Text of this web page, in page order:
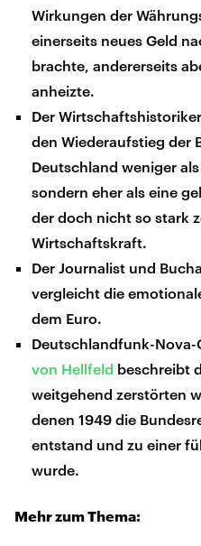
Wirkungen der
einerseits neues Geld
brachte, andererseits
anheizte.
Der
den Wiederaufstieg der
Deutschland weniger
sondern eher als eine
der doch nicht so stark
Wirtschaftskraft.
Der Journalist und
vergleicht die
dem Euro.
Deutschlandfunk-
von Hellfeld beschreibt
weitgehend zerstörten
denen 1949 die
entstand und zu einer
wurde.
Mehr zum Thema: